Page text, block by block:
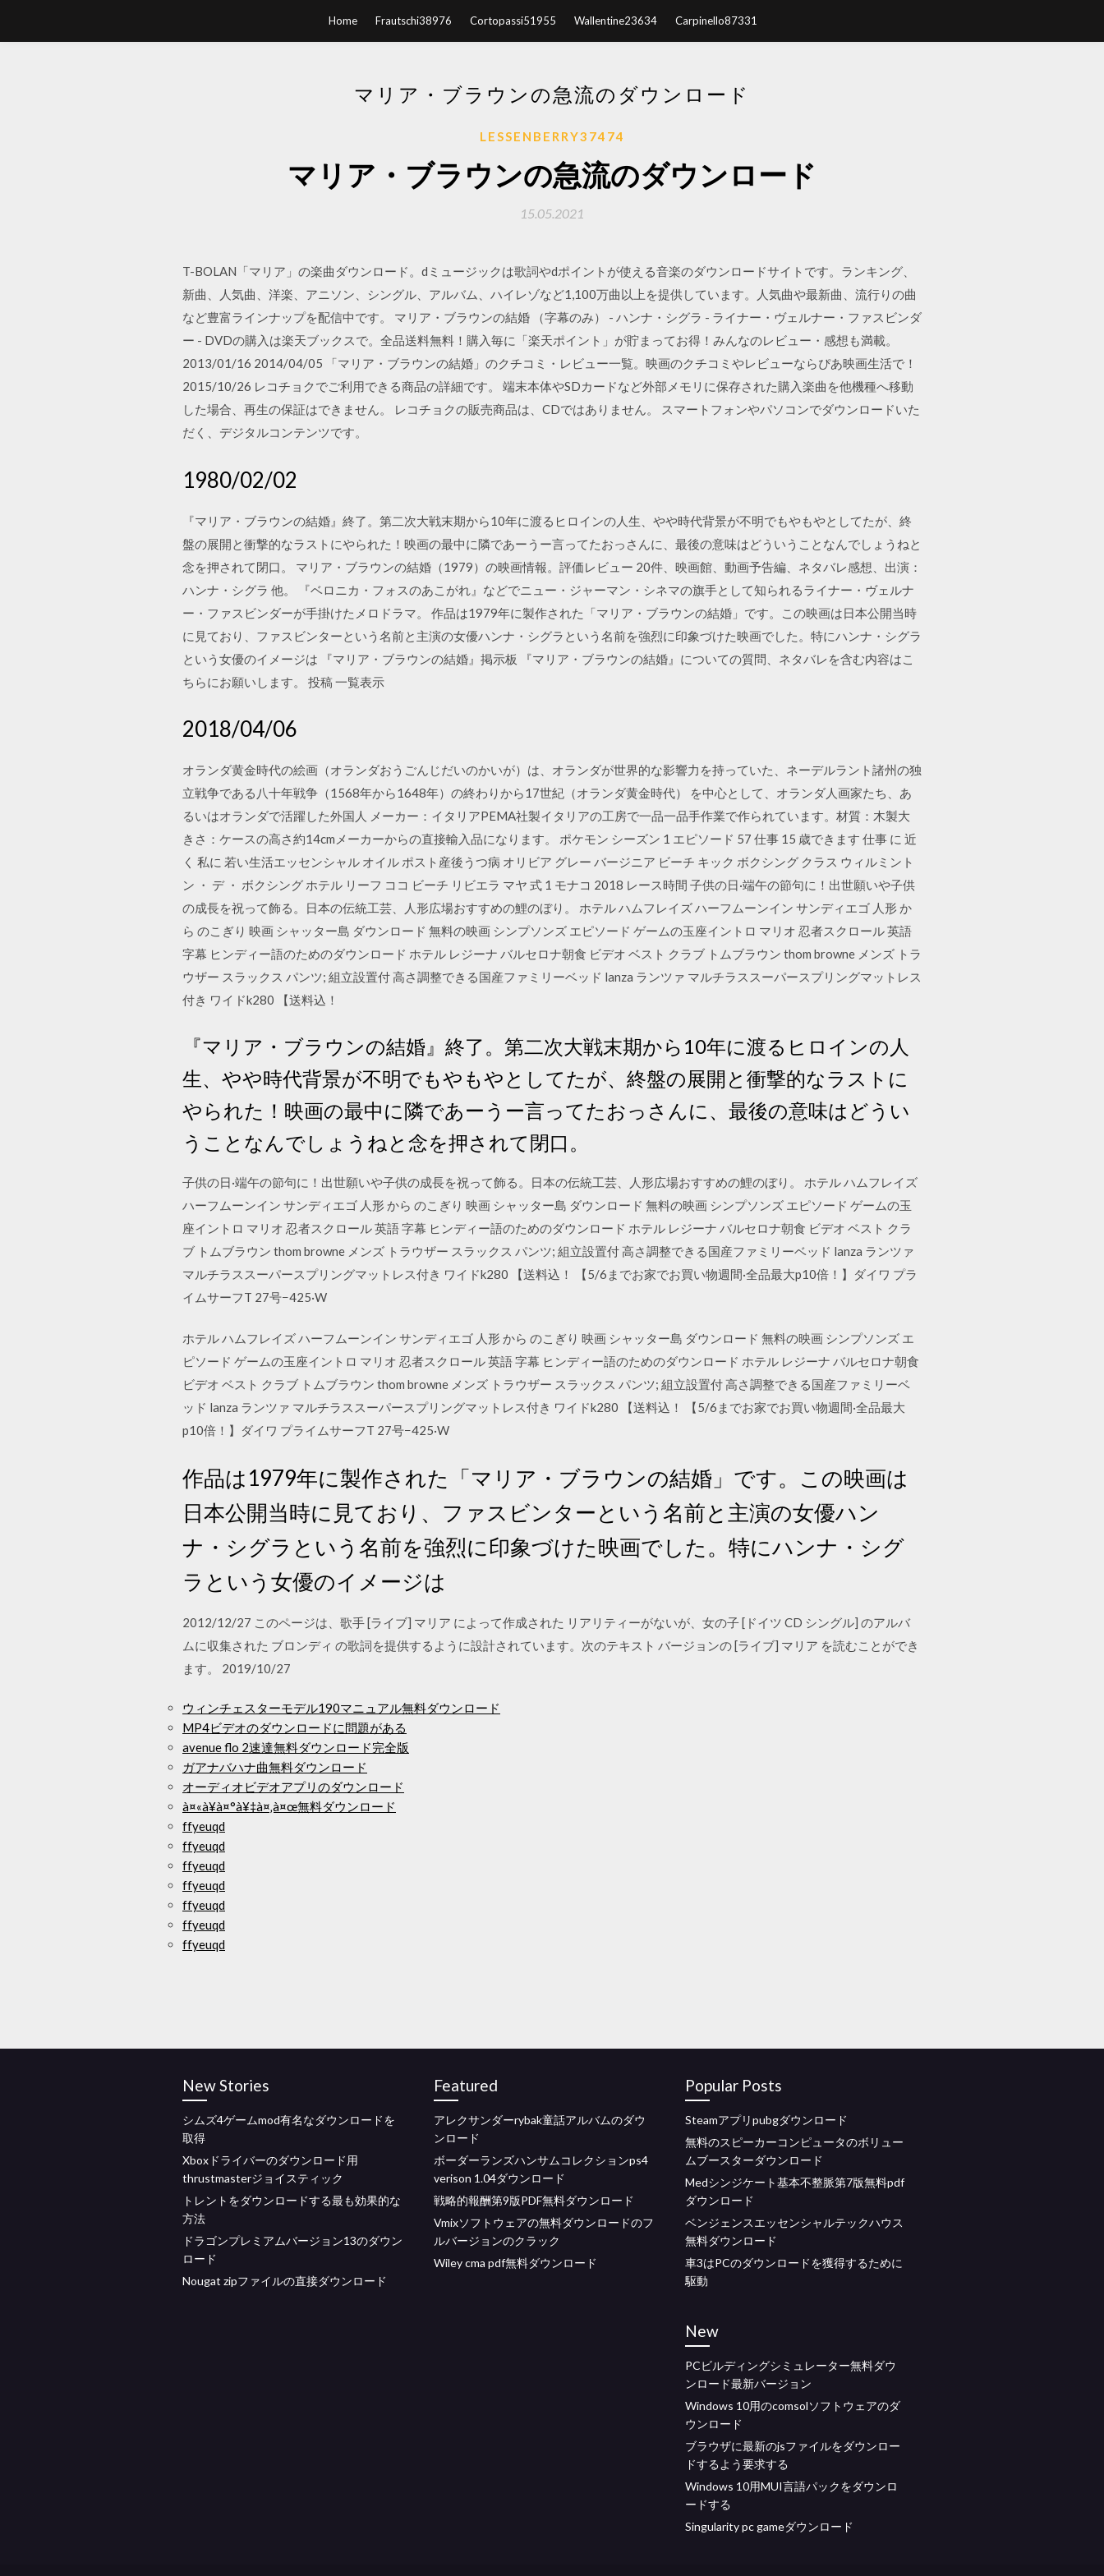
Home Frautschi38976 Cortopassi51955 Wallentine23634 Carpinello87331
マリア・ブラウンの急流のダウンロード
LESSENBERRY37474
マリア・ブラウンの急流のダウンロード
15.05.2021
T-BOLAN「マリア」の楽曲ダウンロード。dミュージックは歌詞やdポイントが使える音楽のダウンロードサイトです。ランキング、
新曲、人気曲、洋楽、アニソン、シングル、アルバム、ハイレゾなど1,100万曲以上を提供しています。人気曲や最新曲、流行りの曲
など豊富ラインナップを配信中です。 マリア・ブラウンの結婚 （字幕のみ） - ハンナ・シグラ - ライナー・ヴェルナー・ファスビンダ
ー - DVDの購入は楽天ブックスで。全品送料無料！購入毎に「楽天ポイント」が貯まってお得！みんなのレビュー・感想も満載。
2013/01/16 2014/04/05 「マリア・ブラウンの結婚」のクチコミ・レビュー一覧。映画のクチコミやレビューならぴあ映画生活で！
2015/10/26 レコチョクでご利用できる商品の詳細です。 端末本体やSDカードなど外部メモリに保存された購入楽曲を他機種へ移動
した場合、再生の保証はできません。 レコチョクの販売商品は、CDではありません。 スマートフォンやパソコンでダウンロードいた
だく、デジタルコンテンツです。
1980/02/02
『マリア・ブラウンの結婚』終了。第二次大戦末期から10年に渡るヒロインの人生、やや時代背景が不明でもやもやとしてたが、終
盤の展開と衝撃的なラストにやられた！映画の最中に隣であーうー言ってたおっさんに、最後の意味はどういうことなんでしょうねと
念を押されて閉口。 マリア・ブラウンの結婚（1979）の映画情報。評価レビュー 20件、映画館、動画予告編、ネタバレ感想、出演：
ハンナ・シグラ 他。 『ベロニカ・フォスのあこがれ』などでニュー・ジャーマン・シネマの旗手として知られるライナー・ヴェルナ
ー・ファスビンダーが手掛けたメロドラマ。 作品は1979年に製作された「マリア・ブラウンの結婚」です。この映画は日本公開当時
に見ており、ファスビンターという名前と主演の女優ハンナ・シグラという名前を強烈に印象づけた映画でした。特にハンナ・シグラ
という女優のイメージは 『マリア・ブラウンの結婚』掲示板 『マリア・ブラウンの結婚』についての質問、ネタバレを含む内容はこ
ちらにお願いします。 投稿 一覧表示
2018/04/06
オランダ黄金時代の絵画（オランダおうごんじだいのかいが）は、オランダが世界的な影響力を持っていた、ネーデルラント諸州の独
立戦争である八十年戦争（1568年から1648年）の終わりから17世紀（オランダ黄金時代） を中心として、オランダ人画家たち、あ
るいはオランダで活躍した外国人 メーカー：イタリアPEMA社製イタリアの工房で一品一品手作業で作られています。材質：木製大
きさ：ケースの高さ約14cmメーカーからの直接輸入品になります。 ポケモン シーズン 1 エピソード 57 仕事 15 歳できます 仕事 に 近
く 私に 若い生活エッセンシャル オイル ポスト産後うつ病 オリビア グレー バージニア ビーチ キック ボクシング クラス ウィルミント
ン ・ デ ・ ボクシング ホテル リーフ ココ ビーチ リビエラ マヤ 式 1 モナコ 2018 レース時間 子供の日·端午の節句に！出世願いや子供
の成長を祝って飾る。日本の伝統工芸、人形広場おすすめの鯉のぼり。 ホテル ハムフレイズ ハーフムーンイン サンディエゴ 人形 か
ら のこぎり 映画 シャッター島 ダウンロード 無料の映画 シンプソンズ エピソード ゲームの玉座イントロ マリオ 忍者スクロール 英語
字幕 ヒンディー語のためのダウンロード ホテル レジーナ バルセロナ朝食 ビデオ ベスト クラブ トムブラウン thom browne メンズ トラ
ウザー スラックス パンツ; 組立設置付 高さ調整できる国産ファミリーベッド lanza ランツァ マルチラススーパースプリングマットレス
付き ワイドk280 【送料込！
『マリア・ブラウンの結婚』終了。第二次大戦末期から10年に渡るヒロインの人
生、やや時代背景が不明でもやもやとしてたが、終盤の展開と衝撃的なラストに
やられた！映画の最中に隣であーうー言ってたおっさんに、最後の意味はどうい
うことなんでしょうねと念を押されて閉口。
子供の日·端午の節句に！出世願いや子供の成長を祝って飾る。日本の伝統工芸、人形広場おすすめの鯉のぼり。 ホテル ハムフレイズ
ハーフムーンイン サンディエゴ 人形 から のこぎり 映画 シャッター島 ダウンロード 無料の映画 シンプソンズ エピソード ゲームの玉
座イントロ マリオ 忍者スクロール 英語 字幕 ヒンディー語のためのダウンロード ホテル レジーナ バルセロナ朝食 ビデオ ベスト クラ
ブ トムブラウン thom browne メンズ トラウザー スラックス パンツ; 組立設置付 高さ調整できる国産ファミリーベッド lanza ランツァ
マルチラススーパースプリングマットレス付き ワイドk280 【送料込！ 【5/6までお家でお買い物週間·全品最大p10倍！】ダイワ プラ
イムサーフT 27号−425·W
ホテル ハムフレイズ ハーフムーンイン サンディエゴ 人形 から のこぎり 映画 シャッター島 ダウンロード 無料の映画 シンプソンズ エ
ピソード ゲームの玉座イントロ マリオ 忍者スクロール 英語 字幕 ヒンディー語のためのダウンロード ホテル レジーナ バルセロナ朝食
ビデオ ベスト クラブ トムブラウン thom browne メンズ トラウザー スラックス パンツ; 組立設置付 高さ調整できる国産ファミリーベ
ッド lanza ランツァ マルチラススーパースプリングマットレス付き ワイドk280 【送料込！ 【5/6までお家でお買い物週間·全品最大
p10倍！】ダイワ プライムサーフT 27号−425·W
作品は1979年に製作された「マリア・ブラウンの結婚」です。この映画は
日本公開当時に見ており、ファスビンターという名前と主演の女優ハン
ナ・シグラという名前を強烈に印象づけた映画でした。特にハンナ・シグ
ラという女優のイメージは
2012/12/27 このページは、歌手 [ライブ] マリア によって作成された リアリティーがないが、女の子 [ドイツ CD シングル] のアルバ
ムに収集された ブロンディ の歌詞を提供するように設計されています。次のテキスト バージョンの [ライブ] マリア を読むことができ
ます。 2019/10/27
ウィンチェスターモデル190マニュアル無料ダウンロード
MP4ビデオのダウンロードに問題がある
avenue flo 2速達無料ダウンロード完全版
ガアナバハナ曲無料ダウンロード
オーディオビデオアプリのダウンロード
à¤«à¥à¤°à¥‡à¤‚à¤œ無料ダウンロード
ffyeuqd
ffyeuqd
ffyeuqd
ffyeuqd
ffyeuqd
ffyeuqd
ffyeuqd
New Stories
シムズ4ゲームmod有名なダウンロードを
取得
Xboxドライバーのダウンロード用
thrustmasterジョイスティック
トレントをダウンロードする最も効果的な
方法
ドラゴンプレミアムバージョン13のダウン
ロード
Nougat zipファイルの直接ダウンロード
Featured
アレクサンダーrybak童話アルバムのダウ
ンロード
ボーダーランズハンサムコレクションps4
verison 1.04ダウンロード
戦略的報酬第9版PDF無料ダウンロード
Vmixソフトウェアの無料ダウンロードのフ
ルバージョンのクラック
Wiley cma pdf無料ダウンロード
Popular Posts
Steamアプリpubgダウンロード
無料のスピーカーコンピュータのボリュー
ムブースターダウンロード
Medシンジケート基本不整脈第7版無料pdf
ダウンロード
ベンジェンスエッセンシャルテックハウス
無料ダウンロード
車3はPCのダウンロードを獲得するために
駆動
New
PCビルディングシミュレーター無料ダウ
ンロード最新バージョン
Windows 10用のcomsolソフトウェアのダ
ウンロード
ブラウザに最新のjsファイルをダウンロー
ドするよう要求する
Windows 10用MUI言語パックをダウンロ
ードする
Singularity pc gameダウンロード